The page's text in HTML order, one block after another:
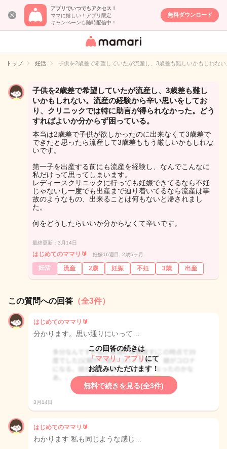
アプリでいつでもアクセス！
ママに嬉しい！アプリ限定
キャンペーンも随時配信中！
無料ダウンロード
女性専用匿名QA
イト
トップ 妊活 子供を2歳差で希望していたが流産し、3歳差も難しいかもしれな
子供を2歳差で希望していたが流産し、3歳差も難し
いかもしれない。流産の経験から辛い思いをしてお
り、クリニックでは特に助言が得られなかった。どう
すればよいか分からず困っている。
本当は2歳差で子供が欲しかったのに出来なくて3歳差で
できたと思ったら流産して3歳差ももう厳しいかもしれな
いです。
第一子を出産する前にも流産を経験し、なんでこんなに
私だけって思ってしまいます。
レディースクリニックに行っても妊娠できてるなら不妊
じゃないし一度でも出産まで辿り着いてるなら流産は事
故のようなもの、出来ることは何もないと帰されまし
た。
何をどうしたらいいか分からなくて辛いです。
最終更新：3月14日
はじめてのママリ🔰 妊娠16週目, 2歳5ヶ月
妊活 流産 2歳 妊娠 不妊 3歳 出産
この質問への回答 （全3件）
はじめてのママリ🔰
分かります。思い通りにいって…
この回答の続きは
「ママリ」アプリ にて
お読みいただけます！
無料で続きを見る(全3件)
3月14日
はじめてのママリ🔰
わかります 私も同じような感じ…